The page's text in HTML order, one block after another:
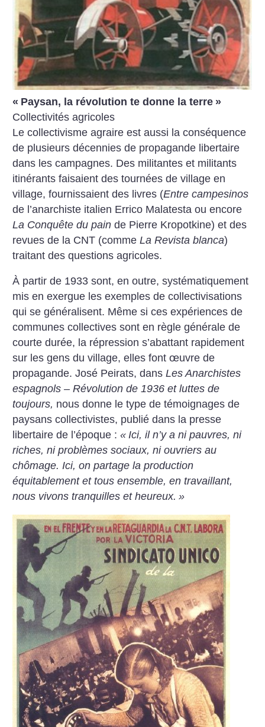
« Paysan, la révolution te donne la terre »
Collectivités agricoles
Le collectivisme agraire est aussi la conséquence
de plusieurs décennies de propagande libertaire
dans les campagnes. Des militantes et militants
itinérants faisaient des tournées de village en
village, fournissaient des livres (Entre campesinos
de l’anarchiste italien Errico Malatesta ou encore
La Conquête du pain de Pierre Kropotkine) et des
revues de la CNT (commeLa Revista blanca)
traitant des questions agricoles.
À partir de 1933 sont, en outre, systématiquement
mis en exergue les exemples de collectivisations
qui se généralisent. Même si ces expériences de
communes collectives sont en règle générale de
courte durée, la répression s’abattant rapidement
sur les gens du village, elles font œuvre de
propagande. José Peirats, dansLes Anarchistes
espagnols – Révolution de 1936 et luttes de
toujours, nous donne le type de témoignages de
paysans collectivistes, publié dans la presse
libertaire de l’époque :« Ici, il n’y a ni pauvres, ni
riches, ni problèmes sociaux, ni ouvriers au
chômage. Ici, on partage la production
équitablement et tous ensemble, en travaillant,
nous vivons tranquilles et heureux. »